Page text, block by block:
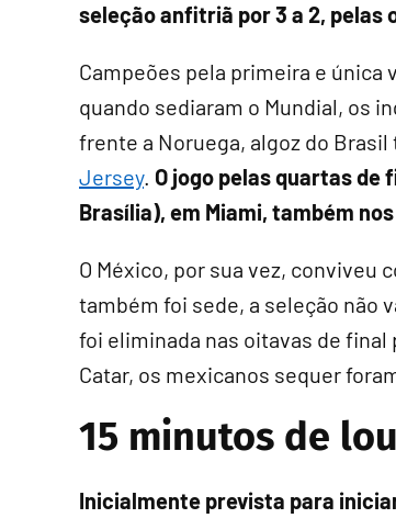
seleção anfitriã por 3 a 2, pelas
Campeões pela primeira e única
quando sediaram o Mundial, os
frente a Noruega, algoz do
Jersey. O jogo pelas quartas de
Brasília), em Miami, também
O México, por sua vez, conviveu
também foi sede, a seleção não
foi eliminada nas oitavas de
Catar, os mexicanos sequer
15 minutos de
Inicialmente prevista para